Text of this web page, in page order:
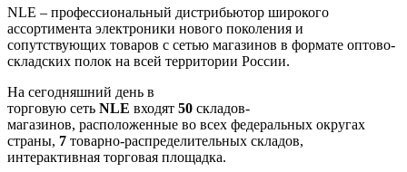
NLE – профессиональный дистрибьютор широкого
ассортимента электроники нового поколения и
сопутствующих товаров с сетью магазинов в формате оптово-
складских полок на всей территории России.
На сегодняшний день в
торговую сеть NLE входят 50 складов-
магазинов, расположенные во всех федеральных округах
страны, 7 товарно-распределительных складов,
интерактивная торговая площадка.